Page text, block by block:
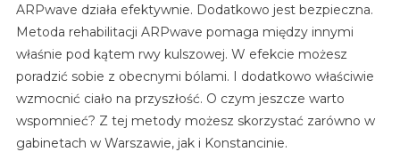
ARPwave działa efektywnie. Dodatkowo jest bezpieczna.
Metoda rehabilitacji ARPwave pomaga między innymi
właśnie pod kątem rwy kulszowej. W efekcie możesz
poradzić sobie z obecnymi bólami. I dodatkowo właściwie
wzmocnić ciało na przyszłość. O czym jeszcze warto
wspomnieć? Z tej metody możesz skorzystać zarówno w
gabinetach w Warszawie, jak i Konstancinie.